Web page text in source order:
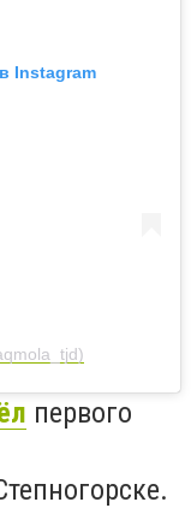
Instagram
первого